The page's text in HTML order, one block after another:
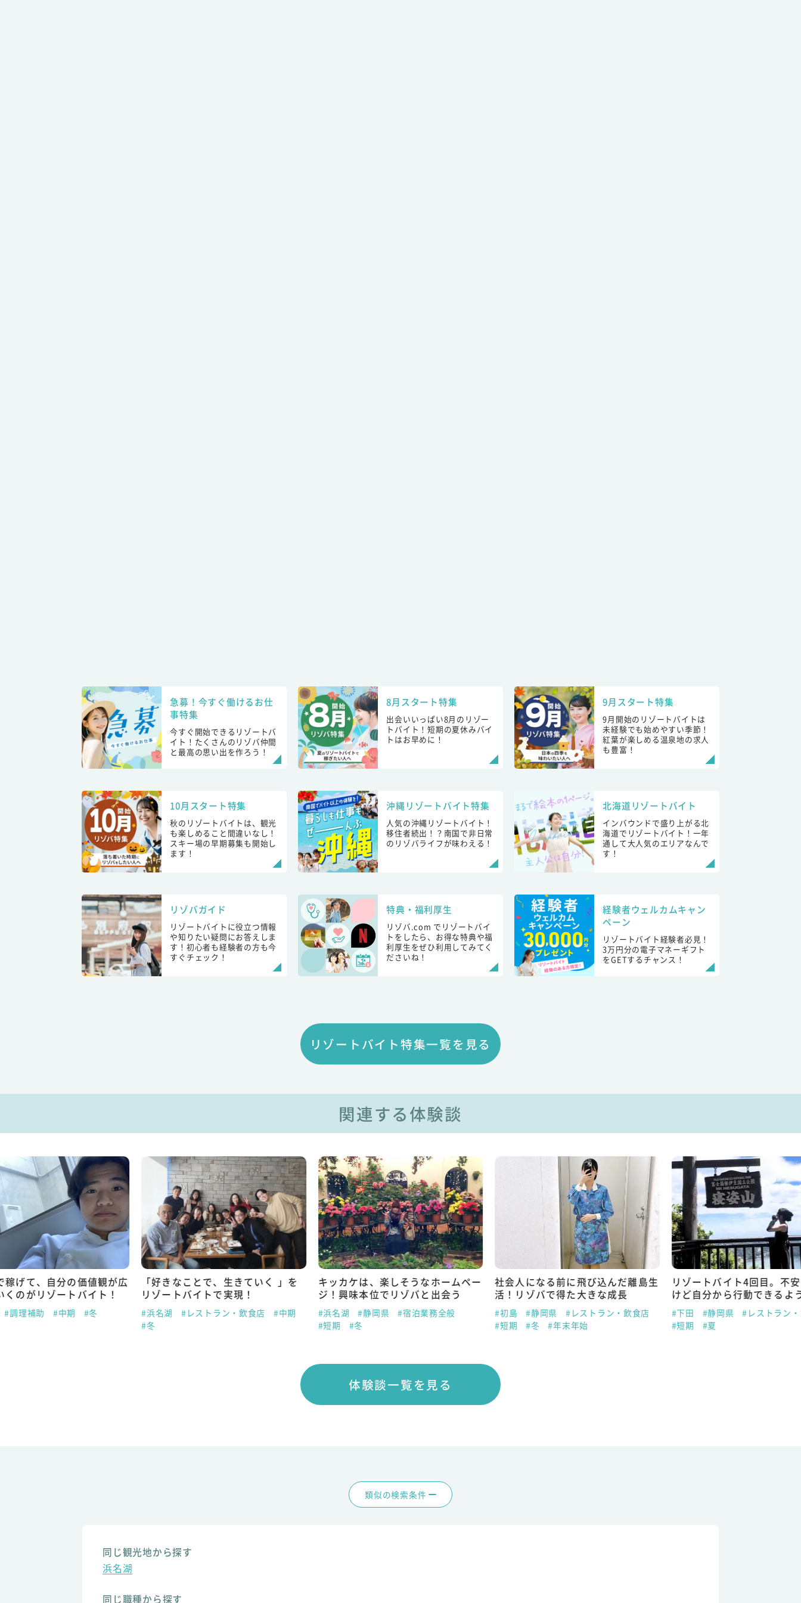
急募！今すぐ働けるお仕
事特集
今すぐ開始できるリゾートバ
イト！たくさんのリゾバ仲間
と最高の思い出を作ろう！
8月スタート特集
出会いいっぱい8月のリゾー
トバイト！短期の夏休みバイ
トはお早めに！
9月スタート特集
9月開始のリゾートバイトは
未経験でも始めやすい季節！
紅葉が楽しめる温泉地の求人
も豊富！
10月スタート特集
秋のリゾートバイトは、観光
も楽しめること間違いなし！
スキー場の早期募集も開始し
ます！
沖縄リゾートバイト特集
人気の沖縄リゾートバイト！
移住者続出！？南国で非日常
のリゾバライフが味わえる！
北海道リゾートバイト
インバウンドで盛り上がる北
海道でリゾートバイト！一年
通して大人気のエリアなんで
す！
リゾバガイド
リゾートバイトに役立つ情報
や知りたい疑問にお答えしま
す！初心者も経験者の方も今
すぐチェック！
特典・福利厚生
リゾバ.com でリゾートバイ
トをしたら、お得な特典や福
利厚生をぜひ利用してみてく
ださいね！
経験者ウェルカムキャン
ペーン
リゾートバイト経験者必見！
3万円分の電子マネーギフト
をGETするチャンス！
リゾートバイト特集一覧を見る
関連する体験談
稼げて、自分の価値観が広
くのがリゾートバイト！
#調理補助 #中期 #冬
「好きなことで、生きていく 」を
リゾートバイトで実現！
#浜名湖 #レストラン・飲食店
#中期
#冬
キッカケは、楽しそうなホームペー
ジ！興味本位でリゾバと出会う
#浜名湖 #静岡県
#宿泊業務全般
#短期
#冬
社会人になる前に飛び込んだ離島生
活！リゾバで得た大きな成長
#初島 #静岡県
#レストラン・飲食店
#短期
#冬 #年末年始
リゾートバイト4回目。不
けど自分から行動できるよ
#下田 #静岡県
#レストラン
#短期
#夏
体験談一覧を見る
類似の検索条件
同じ観光地から探す
浜名湖
同じ職種から探す